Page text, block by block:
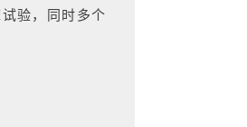
验，同时多个